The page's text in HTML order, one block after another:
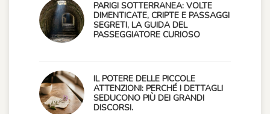
PARIGI SOTTERRANEA: VOLTE
DIMENTICATE, CRIPTE E PASSAGGI
SEGRETI, LA GUIDA DEL
PASSEGGIATORE CURIOSO
IL POTERE DELLE PICCOLE
ATTENZIONI: PERCHÉ I DETTAGLI
SEDUCONO PIÙ DEI GRANDI
DISCORSI.